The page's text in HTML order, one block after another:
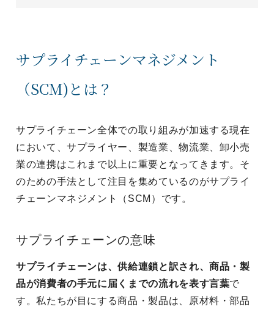
サプライチェーンマネジメント
（SCM)とは？
サプライチェーン全体での取り組みが加速する現在
において、サプライヤー、製造業、物流業、卸小売
業の連携はこれまで以上に重要となってきます。そ
のための手法として注目を集めているのがサプライ
チェーンマネジメント（SCM）です。
サプライチェーンの意味
サプライチェーンは、供給連鎖と訳され、商品・製
品が消費者の手元に届くまでの流れを表す言葉で
す。私たちが目にする商品・製品は、原材料・部品